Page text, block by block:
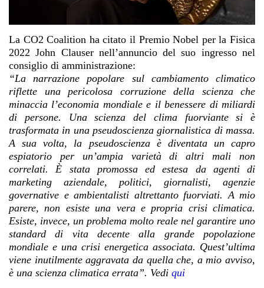
La CO2 Coalition ha citato il Premio Nobel per la Fisica
2022John Clauser nell’annuncio del suo ingresso nel
consiglio di amministrazione:
“La narrazione popolare sul cambiamento climatico
riflette una pericolosa corruzione della scienza che
minaccia l’economia mondiale e il benessere di miliardi
di persone. Una scienza del clima fuorviante si è
trasformata in una pseudoscienza giornalistica di massa.
A sua volta, la pseudoscienza è diventata un capro
espiatorio per un’ampia varietà di altri mali non
correlati. È stata promossa ed estesa da agenti di
marketing aziendale, politici, giornalisti, agenzie
governative e ambientalisti altrettanto fuorviati. A mio
parere, non esiste una vera e propria crisi climatica.
Esiste, invece, un problema molto reale nel garantire uno
standard di vita decente alla grande popolazione
mondiale e una crisi energetica associata. Quest’ultima
viene inutilmente aggravata da quella che, a mio avviso,
è una scienza climatica errata”. Vedi qui